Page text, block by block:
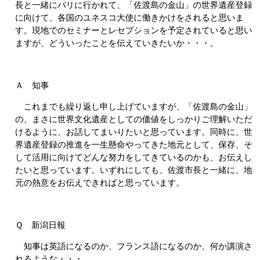
長と一緒にパリに行かれて、「佐渡島の金山」の世界遺産登録
に向けて、各国のユネスコ大使に働きかけをされると思いま
す。現地でのセミナーとレセプションを予定されていると思い
ますが、どういったことを伝えていきたいか・・・。
Ａ 知事
これまでも繰り返し申し上げていますが、「佐渡島の金山」
の、まさに世界文化遺産としての価値をしっかりご理解いただ
けるように、お話してまいりたいと思っています。同時に、世
界遺産登録の推進を一生懸命やってきた地元として、保存、そ
して活用に向けてどんな努力をしてきているのかも、お伝えし
たいと思っています。いずれにしても、佐渡市長と一緒に、地
元の熱意をお伝えできればと思っています。
Ｑ 新潟日報
知事は英語になるのか、フランス語になるのか、何か講演さ